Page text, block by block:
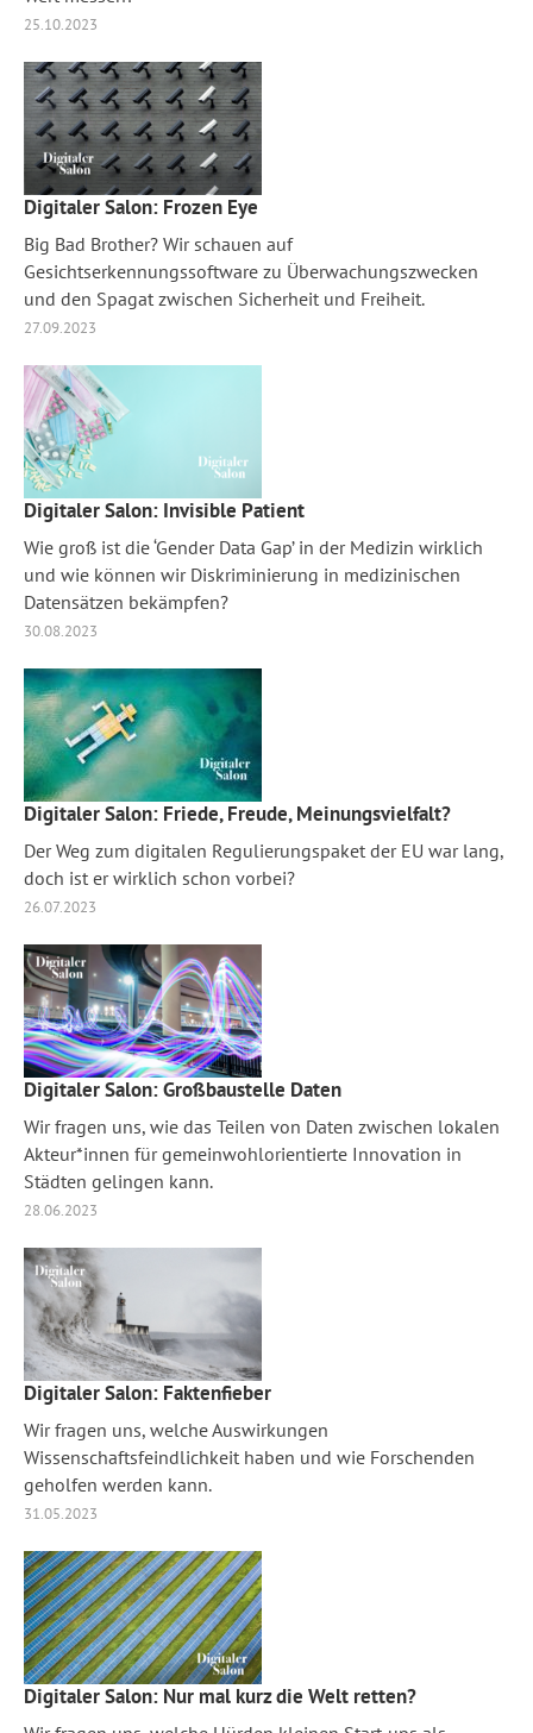
25.10.2023
Digitaler Salon: Frozen Eye
Big Bad Brother? Wir schauen auf
Gesichtserkennungssoftware zu Überwachungszwecken
und den Spagat zwischen Sicherheit und Freiheit.
27.09.2023
Digitaler Salon: Invisible Patient
Wie groß ist die ‘Gender Data Gap’ in der Medizin wirklich
und wie können wir Diskriminierung in medizinischen
Datensätzen bekämpfen?
30.08.2023
Digitaler Salon: Friede, Freude, Meinungsvielfalt?
Der Weg zum digitalen Regulierungspaket der EU war lang,
doch ist er wirklich schon vorbei?
26.07.2023
Digitaler Salon: Großbaustelle Daten
Wir fragen uns, wie das Teilen von Daten zwischen lokalen
Akteur*innen für gemeinwohlorientierte Innovation in
Städten gelingen kann.
28.06.2023
Digitaler Salon: Faktenfieber
Wir fragen uns, welche Auswirkungen
Wissenschaftsfeindlichkeit haben und wie Forschenden
geholfen werden kann.
31.05.2023
Digitaler Salon: Nur mal kurz die Welt retten?